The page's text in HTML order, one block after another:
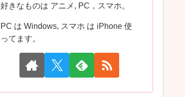
好きなものは アニメ, PC，スマホ。
PC は Windows, スマホ は iPhone 使
ってます。